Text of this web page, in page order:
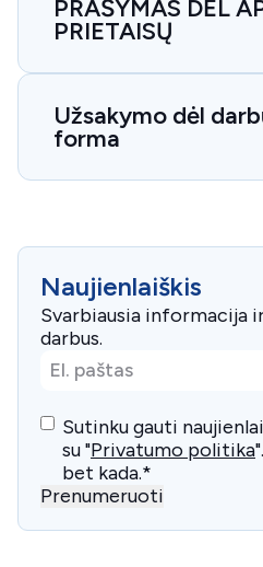
PRAŠYMAS DĖL
PRIETAISŲ
Užsakymo dėl
forma
Naujienlaiškis
Svarbiausia informacija
darbus.
El.
paštas*
Consent*
Sutinku gauti
su "Privatumo politika
bet kada.*
Prenumeruoti